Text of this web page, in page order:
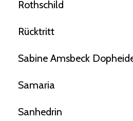
Rothschild
Rücktritt
Sabine Amsbeck
Samaria
Sanhedrin